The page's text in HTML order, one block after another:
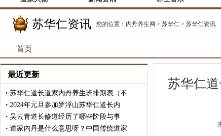
苏华仁资讯 您的位置： 内丹养生网 > 苏华仁 > 苏华仁资讯
首页
最近更新
• 苏华仁道长道家内丹养生班排期表（不
• 2024年元旦参加罗浮山苏华仁道长内
• 吴云青道长修道经历了哪些阶段与事
• 道家内丹是什么意思呀？中国传统道家
苏华仁